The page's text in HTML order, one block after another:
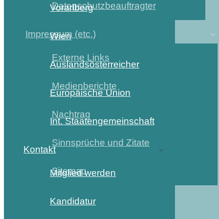
Datenschutzbeauftragter
Impressum (etc.)
Externe Links
Medienberichte
Nachtrag
Sinnsprüche und Zitate
Sitemap
Vorarlberg
Wien
Auslandsösterreicher
Europäische Union
Int. Staatengemeinschaft
Kontakt
Mitglied werden
Kandidatur